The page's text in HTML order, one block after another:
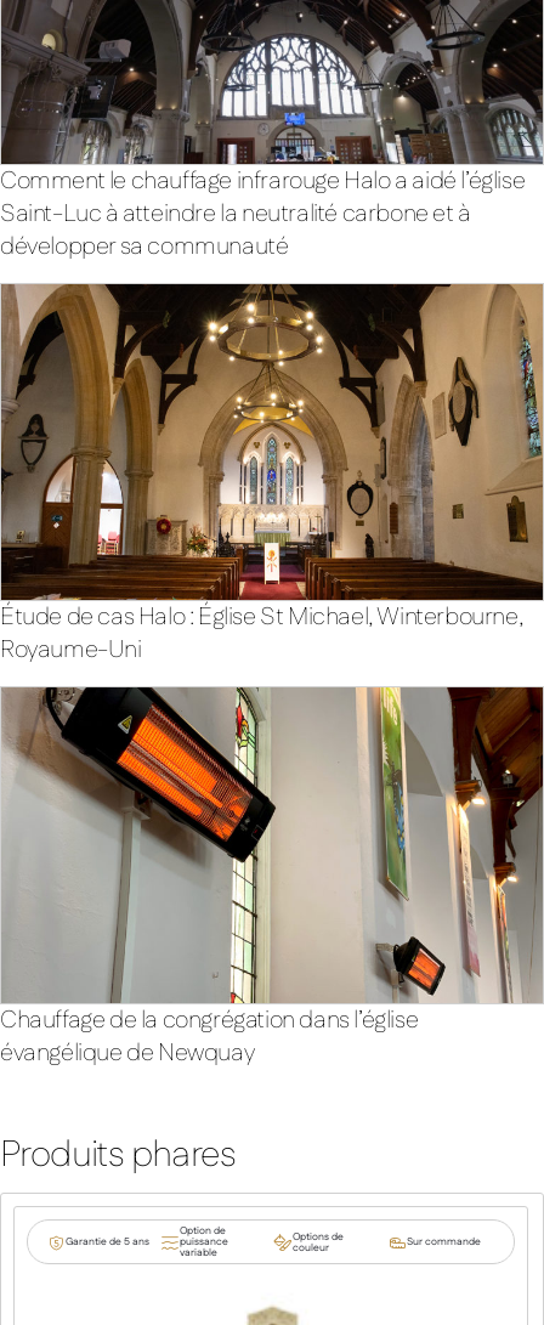
Comment le chauffage infrarouge Halo a aidé l’église
Saint-Luc à atteindre la neutralité carbone et à
développer sa communauté
Étude de cas Halo : Église St Michael, Winterbourne,
Royaume-Uni
Chauffage de la congrégation dans l’église
évangélique de Newquay
Produits phares
Garantie de 5 ans
Option de
puissance
variable
Options de
couleur Sur commande